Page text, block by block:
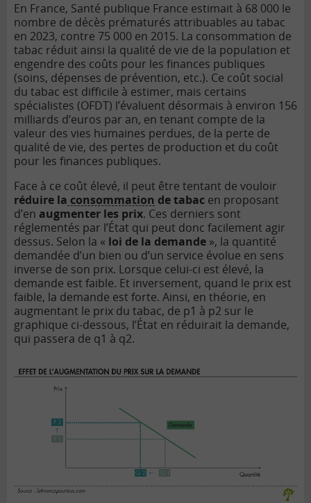
En France, Santé publique France estimait à 68 000 le
nombre de décès prématurés attribuables au tabac
en 2023, contre 75 000 en 2015. La consommation de
tabac réduit ainsi la qualité de vie de la population et
engendre des coûts pour les finances publiques
(soins, dépenses de prévention, etc.). Ce coût social
du tabac est difficile à estimer, mais certains
spécialistes (OFDT) l’évaluent désormais à environ 156
milliards d’euros par an, en tenant compte de la
valeur des vies humaines perdues, de la perte de
qualité de vie, des pertes de production et du coût
pour les finances publiques.
Face à ce coût élevé, il peut être tentant de vouloir
réduire la consommation de tabac en proposant
d’en augmenter les prix. Ces derniers sont
réglementés par l’État qui peut donc facilement agir
dessus. Selon la « loi de la demande », la quantité
demandée d’un bien ou d’un service évolue en sens
inverse de son prix. Lorsque celui-ci est élevé, la
demande est faible. Et inversement, quand le prix est
faible, la demande est forte. Ainsi, en théorie, en
augmentant le prix du tabac, de p1 à p2 sur le
graphique ci-dessous, l’État en réduirait la demande,
qui passera de q1 à q2.